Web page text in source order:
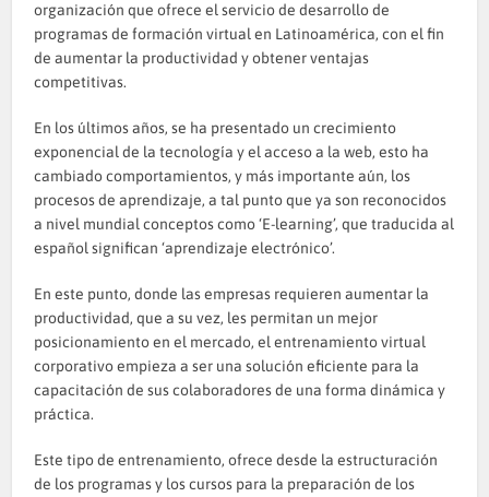
organización que ofrece el servicio de desarrollo de
programas de formación virtual en Latinoamérica, con el fin
de aumentar la productividad y obtener ventajas
competitivas.
En los últimos años, se ha presentado un crecimiento
exponencial de la tecnología y el acceso a la web, esto ha
cambiado comportamientos, y más importante aún, los
procesos de aprendizaje, a tal punto que ya son reconocidos
a nivel mundial conceptos como ‘E-learning’, que traducida al
español significan ‘aprendizaje electrónico’.
En este punto, donde las empresas requieren aumentar la
productividad, que a su vez, les permitan un mejor
posicionamiento en el mercado, el entrenamiento virtual
corporativo empieza a ser una solución eficiente para la
capacitación de sus colaboradores de una forma dinámica y
práctica.
Este tipo de entrenamiento, ofrece desde la estructuración
de los programas y los cursos para la preparación de los